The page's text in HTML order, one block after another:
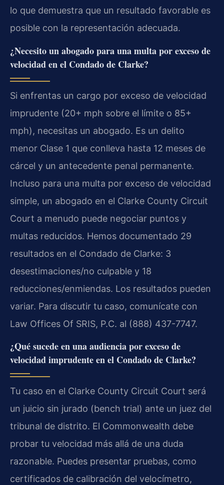
lo que demuestra que un resultado favorable es
posible con la representación adecuada.
¿Necesito un abogado para una multa por exceso de
velocidad en el Condado de Clarke?
Si enfrentas un cargo por exceso de velocidad
imprudente (20+ mph sobre el límite o 85+
mph), necesitas un abogado. Es un delito
menor Clase 1 que conlleva hasta 12 meses de
cárcel y un antecedente penal permanente.
Incluso para una multa por exceso de velocidad
simple, un abogado en el Clarke County Circuit
Court a menudo puede negociar puntos y
multas reducidos. Hemos documentado 29
resultados en el Condado de Clarke: 3
desestimaciones/no culpable y 18
reducciones/enmiendas. Los resultados pueden
variar. Para discutir tu caso, comunícate con
Law Offices Of SRIS, P.C. al (888) 437-7747.
¿Qué sucede en una audiencia por exceso de
velocidad imprudente en el Condado de Clarke?
Tu caso en el Clarke County Circuit Court será
un juicio sin jurado (bench trial) ante un juez del
tribunal de distrito. El Commonwealth debe
probar tu velocidad más allá de una duda
razonable. Puedes presentar pruebas, como
certificados de calibración del velocímetro,